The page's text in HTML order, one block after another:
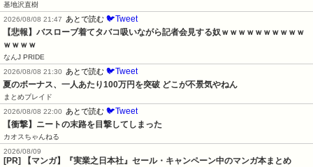
基地沢直樹
2026/08/08 21:47
あとで読む 🐦Tweet
【悲報】バスローブ着てタバコ吸いながら記者会見する奴ｗｗｗｗｗｗｗｗｗｗ
ｗｗｗｗ
なんJ PRIDE
2026/08/08 21:30
あとで読む 🐦Tweet
夏のボーナス、一人あたり100万円を突破 どこが不景気やねん
まとめブレイド
2026/08/08 22:00
あとで読む 🐦Tweet
【衝撃】ニートの末路を目撃してしまった
カオスちゃんねる
2026/08/09
[PR] 【マンガ】『実業之日本社』セール・キャンペーン中のマンガ本まとめ